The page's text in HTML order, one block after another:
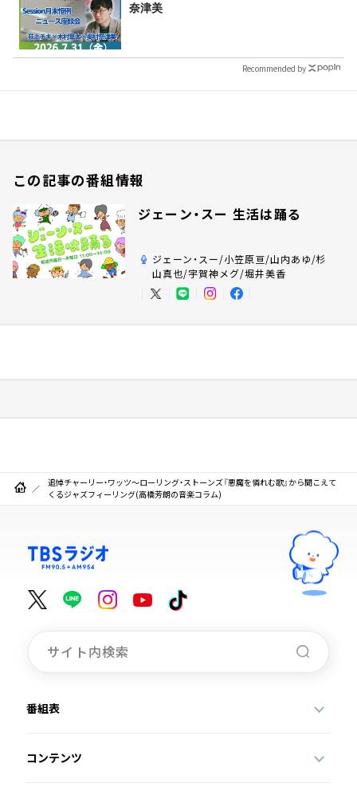
奈津美
Recommended by
この記事の番組情報
ジェーン・スー 生活は踊る
ジェーン・スー/小笠原亘/山内あゆ/杉
山真也/宇賀神メグ/堀井美香
追悼チャーリー・ワッツ～ローリング・ストーンズ『悪魔を憐れむ歌』から聞こえて
くるジャズフィーリング(高橋芳朗の音楽コラム)
番組表
コンテンツ